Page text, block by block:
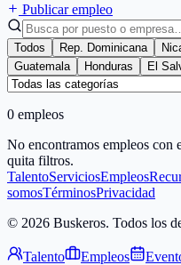
Publicar empleo
Todos Rep. Dominicana
Guatemala
Honduras El
0 empleos
No encontramos empleos con
quita filtros.
TalentoServiciosEmpleos
somosTérminosPrivacidad
© 2026 Buskeros. Todos los
Talento Empleos